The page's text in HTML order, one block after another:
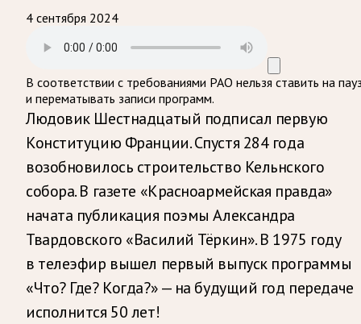
4 сентября 2024
В соответствии с требованиями РАО нельзя ставить на
и перематывать записи программ.
Людовик Шестнадцатый подписал первую
Конституцию Франции. Спустя 284 года
возобновилось строительство Кельнского
собора. В газете «Красноармейская правда»
начата публикация поэмы Александра
Твардовского «Василий Тёркин». В 1975 году
в телеэфир вышел первый выпуск программы
«Что? Где? Когда?» — на будущий год передаче
исполнится 50 лет!